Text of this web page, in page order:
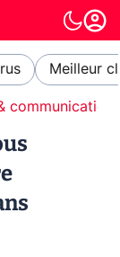
Meilleur
communication